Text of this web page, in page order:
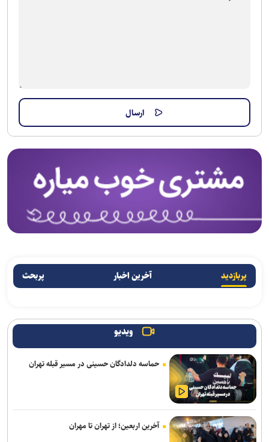
پربازدید آخرین اخبار پربحث
ویدیو
حماسه دلدادگان حسینی در مسیر قبله تهران
آخرین اربعین؛ از تهران تا مهران